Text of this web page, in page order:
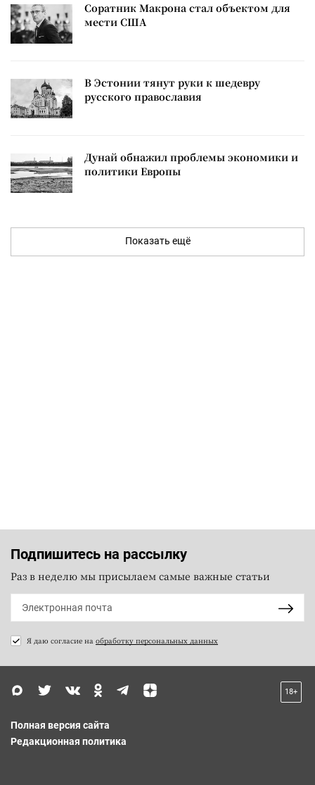
Соратник Макрона стал объектом для
мести США
В Эстонии тянут руки к шедевру
русского православия
Дунай обнажил проблемы экономики и
политики Европы
Показать ещё
Подпишитесь на рассылку
Раз в неделю мы присылаем самые важные статьи
Я даю согласие на обработку персональных данных
18+
Полная версия сайта
Редакционная политика